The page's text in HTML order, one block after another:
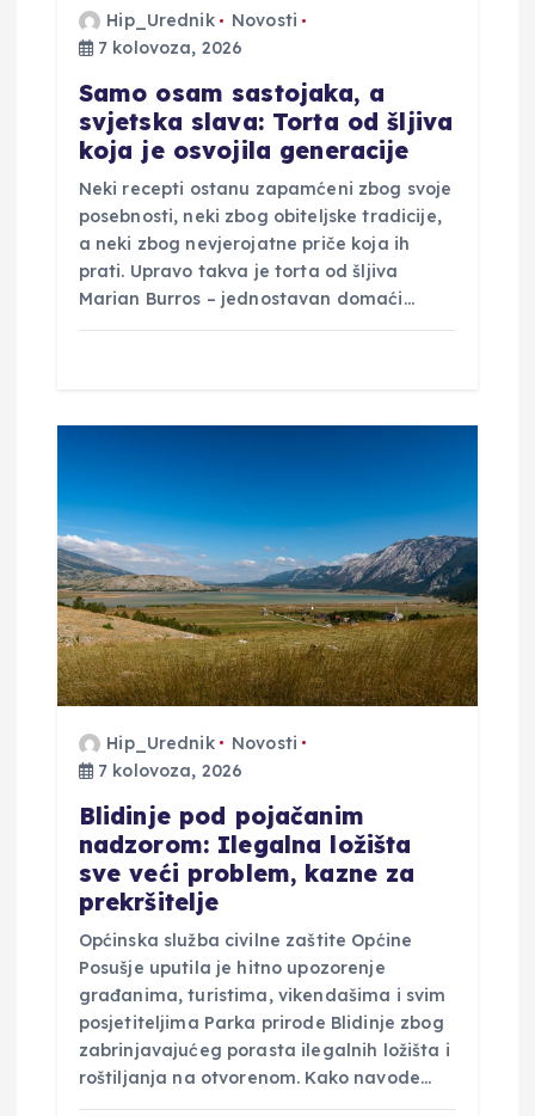
Hip_Urednik
Novosti
7 kolovoza, 2026
Samo osam sastojaka, a
svjetska slava: Torta od šljiva
koja je osvojila generacije
Neki recepti ostanu zapamćeni zbog svoje
posebnosti, neki zbog obiteljske tradicije,
a neki zbog nevjerojatne priče koja ih
prati. Upravo takva je torta od šljiva
Marian Burros – jednostavan domaći…
Hip_Urednik
Novosti
7 kolovoza, 2026
Blidinje pod pojačanim
nadzorom: Ilegalna ložišta
sve veći problem, kazne za
prekršitelje
Općinska služba civilne zaštite Općine
Posušje uputila je hitno upozorenje
građanima, turistima, vikendašima i svim
posjetiteljima Parka prirode Blidinje zbog
zabrinjavajućeg porasta ilegalnih ložišta i
roštiljanja na otvorenom. Kako navode…